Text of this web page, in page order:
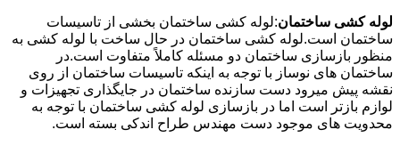
لوله کشی ساختمان:لوله کشی ساختمان بخشی از تاسیسات
ساختمان است.لوله کشی ساختمان در حال ساخت با لوله کشی به
منظور بازسازی ساختمان دو مسئله کاملاً متفاوت است.در
ساختمان های نوساز با توجه به اینکه تاسیسات ساختمان از روی
نقشه پیش میرود دست سازنده ساختمان در جایگذاری تجهیزات و
لوازم بازتر است اما در بازسازی لوله کشی ساختمان با توجه به
محدویت های موجود دست مهندس طراح اندکی بسته است.